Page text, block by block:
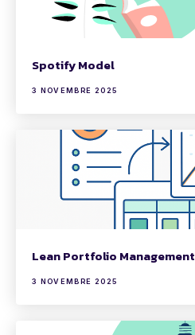
Spotify Model
3 NOVEMBRE 2025
Lean Portfolio Management
3 NOVEMBRE 2025